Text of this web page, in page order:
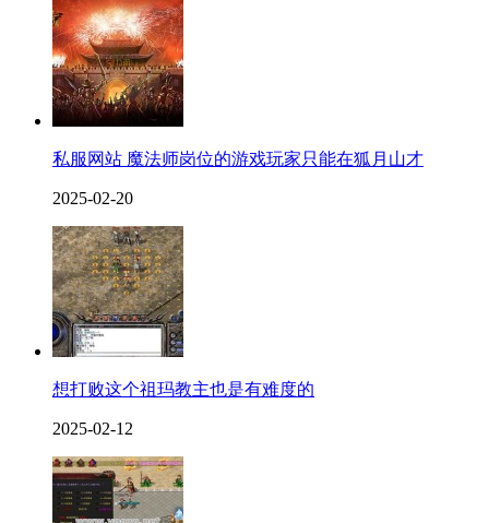
私服网站 魔法师岗位的游戏玩家只能在狐月山才
2025-02-20
想打败这个祖玛教主也是有难度的
2025-02-12